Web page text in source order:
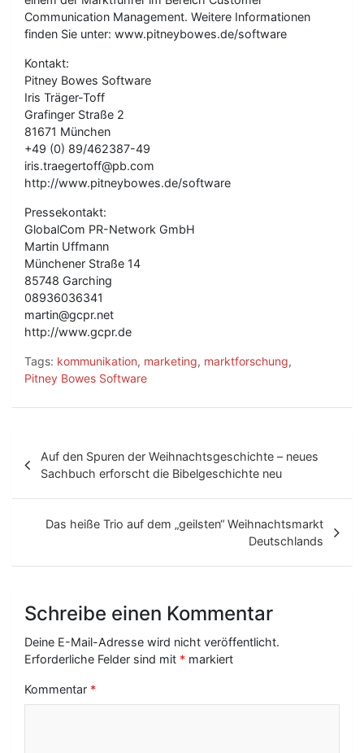
Communication Management. Weitere Informationen
finden Sie unter: www.pitneybowes.de/software
Kontakt:
Pitney Bowes Software
Iris Träger-Toff
Grafinger Straße 2
81671 München
+49 (0) 89/462387-49
iris.traegertoff@pb.com
http://www.pitneybowes.de/software
Pressekontakt:
GlobalCom PR-Network GmbH
Martin Uffmann
Münchener Straße 14
85748 Garching
08936036341
martin@gcpr.net
http://www.gcpr.de
Tags: kommunikation, marketing, marktforschung,
Pitney Bowes Software
e
i
g
N
Auf den Spuren der Weihnachtsgeschichte – neues
Sachbuch erforscht die Bibelgeschichte neu
Das heiße Trio auf dem „geilsten“ Weihnachtsmarkt
Deutschlands
Schreibe einen Kommentar
Deine E-Mail-Adresse wird nicht veröffentlicht.
Erforderliche Felder sind mit * markiert
Kommentar *